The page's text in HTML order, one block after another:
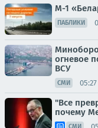
М-1
ПАБЛИКИ
огневое
ВСУ
СМИ 05:27
"Все
почему